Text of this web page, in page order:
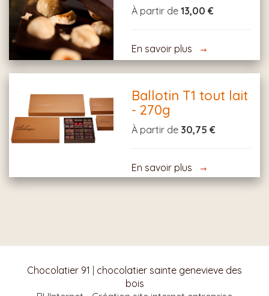
À partir de13,00 €
En savoir plus
Ballotin T1 tout lait
- 270g
À partir de 30,75 €
En savoir plus
Chocolatier 91
chocolatier sainte genevieve des
bois